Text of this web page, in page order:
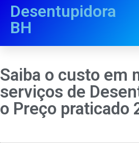
Desentupidora
BH
Saiba o custo em
serviços de
o Preço praticado